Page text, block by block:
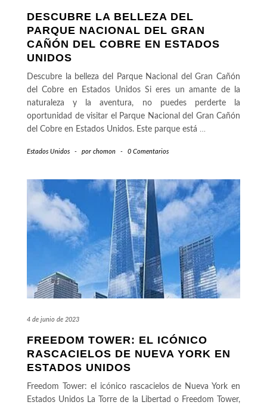
DESCUBRE LA BELLEZA DEL
PARQUE NACIONAL DEL GRAN
CAÑÓN DEL COBRE EN ESTADOS
UNIDOS
Descubre la belleza del Parque Nacional del Gran Cañón
del Cobre en Estados Unidos Si eres un amante de la
naturaleza y la aventura, no puedes perderte la
oportunidad de visitar el Parque Nacional del Gran Cañón
del Cobre en Estados Unidos. Este parque está …
Estados Unidos - por chomon - 0 Comentarios
4 de junio de 2023
FREEDOM TOWER: EL ICÓNICO
RASCACIELOS DE NUEVA YORK EN
ESTADOS UNIDOS
Freedom Tower: el icónico rascacielos de Nueva York en
Estados Unidos La Torre de la Libertad o Freedom Tower,